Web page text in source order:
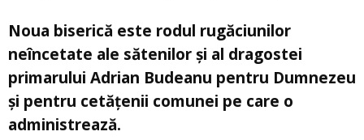
Noua biserică este rodul rugăciunilor
neîncetate ale sătenilor și al dragostei
primarului Adrian Budeanu pentru Dumnezeu
și pentru cetățenii comunei pe care o
administrează.